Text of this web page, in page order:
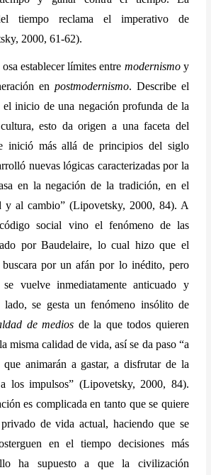
tiempo reclama el imperativo de
2000, 61-62).
establecer límites entre modernismo y
en postmodernismo. Describe el
el inicio de una negación profunda de la
esto da origen a una faceta del
inició más allá de principios del siglo
nuevas lógicas caracterizadas por la
en la negación de la tradición, en el
y al cambio” (Lipovetsky, 2000, 84). A
partir del nuevo código social vino el fenómeno de las
por Baudelaire, lo cual hizo que el
buscara por un afán por lo inédito, pero
se vuelve inmediatamente anticuado y
lado, se gesta un fenómeno insólito de
de medios de la que todos quieren
misma calidad de vida, así se da paso “a
que animarán a gastar, a disfrutar de la
los impulsos” (Lipovetsky, 2000, 84).
es complicada en tanto que se quiere
de vida actual, haciendo que se
en el tiempo decisiones más
ha supuesto a que la civilización